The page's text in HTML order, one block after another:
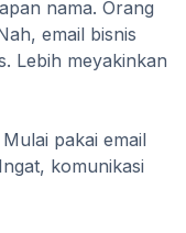
nama. Orang
email bisnis
Lebih meyakinkan
pakai email
komunikasi